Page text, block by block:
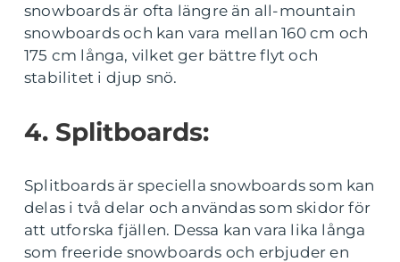
snowboards är ofta längre än all-mountain
snowboards och kan vara mellan 160 cm och
175 cm långa, vilket ger bättre flyt och
stabilitet i djup snö.
4. Splitboards:
Splitboards är speciella snowboards som kan
delas i två delar och användas som skidor för
att utforska fjällen. Dessa kan vara lika långa
som freeride snowboards och erbjuder en